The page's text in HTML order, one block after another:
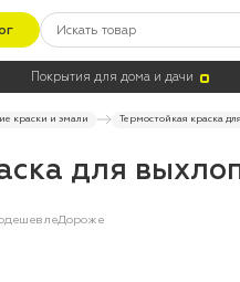
Покрытия для дома и дачи
краски и эмали Термостойкая краска
для
Дороже